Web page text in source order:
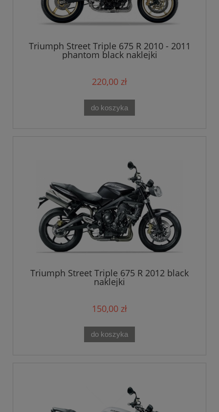
Triumph Street Triple 675 R 2010 - 2011
phantom black naklejki
220,00 zł
do koszyka
Triumph Street Triple 675 R 2012 black
naklejki
150,00 zł
do koszyka